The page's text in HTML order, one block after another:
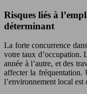
Risques liés à
déterminant
La forte concurrence
votre taux d’occupation.
année à l’autre, et des
affecter la fréquentation.
l’environnement local est